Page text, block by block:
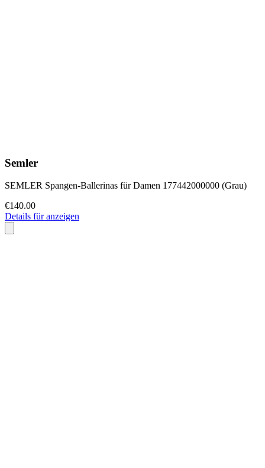
Semler
SEMLER Spangen-Ballerinas für Damen 177442000000 (Grau)
€140.00
Details für anzeigen